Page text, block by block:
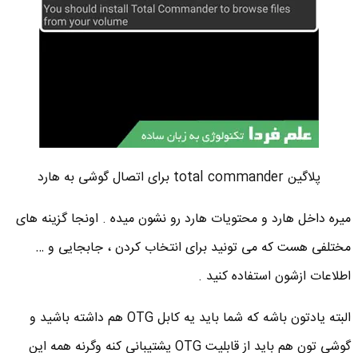
پلاگین total commander برای اتصال گوشی به هارد
میره داخل هارد و محتویات هارد رو نشون میده . اونجا گزینه های
مختلفی هست که می تونید برای انتخاب کردن ، جابجایی و …
اطلاعات ازشون استفاده کنید .
البته یادتون باشه که شما باید یه کابل OTG هم داشته باشید و
گوشی تون هم باید از قابلیت OTG پشتیبانی کنه وگرنه همه این